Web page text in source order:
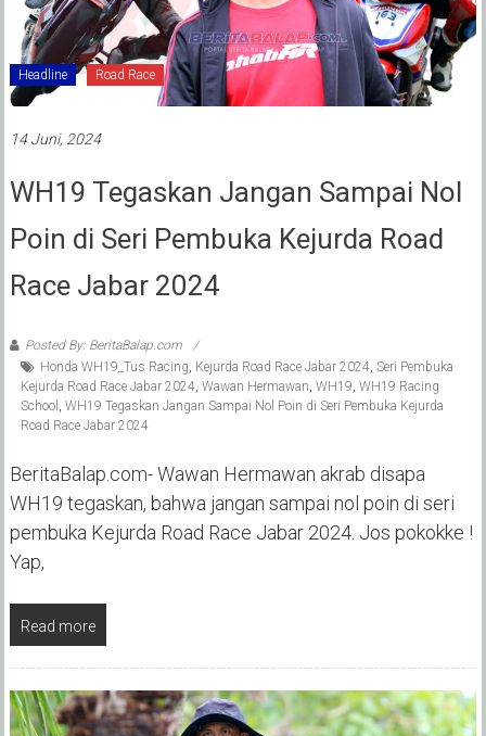
Headline Road Race
14 Juni, 2024
WH19 Tegaskan Jangan Sampai Nol
Poin di Seri Pembuka Kejurda Road
Race Jabar 2024
Posted By: BeritaBalap.com
Honda WH19_Tus Racing, Kejurda Road Race Jabar 2024, Seri Pembuka
Kejurda Road Race Jabar 2024, Wawan Hermawan, WH19, WH19 Racing
School , WH19 Tegaskan Jangan Sampai Nol Poin di Seri Pembuka Kejurda
Road Race Jabar 2024
BeritaBalap.com- Wawan Hermawan akrab disapa
WH19 tegaskan, bahwa jangan sampai nol poin di seri
pembuka Kejurda Road Race Jabar 2024. Jos pokokke !
Yap,
Read more